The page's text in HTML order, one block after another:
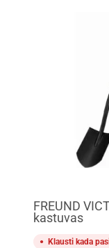
FREUND
kastuvas
Klausti kada